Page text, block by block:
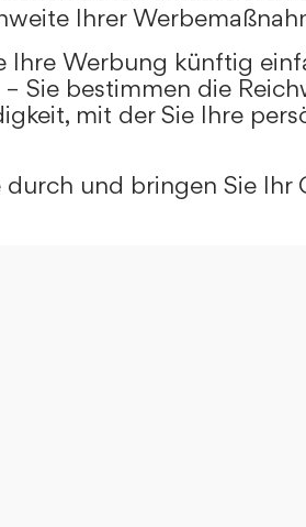
Ihrer
Ihre Werbung künftig
Sie bestimmen die
mit der Sie Ihre
durch und bringen Sie Ihr